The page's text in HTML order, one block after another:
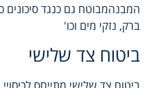
המבנהמבוטח גם כנגד סיכונים
ברק, נזקי מים וכו'
ביטוח צד שלישי
ביטוח צד שלישי מתייחס